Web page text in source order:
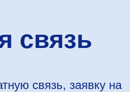
связь
связь, заявку на